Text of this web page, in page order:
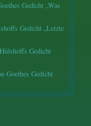
Gedicht „Was
Gedicht „Letzte
Gedicht
Goethes Gedicht